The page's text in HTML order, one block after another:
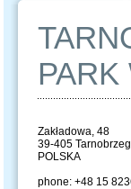
PARK
Zakładowa, 48
39-405 Tarnobrzeg
POLSKA
phone: +48 15